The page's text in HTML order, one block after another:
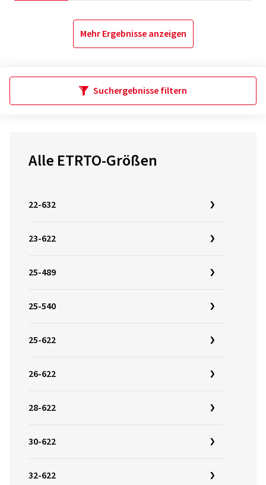
Mehr Ergebnisse anzeigen
Suchergebnisse filtern
Alle ETRTO-Größen
22-632
23-622
25-489
25-540
25-622
26-622
28-622
30-622
32-622